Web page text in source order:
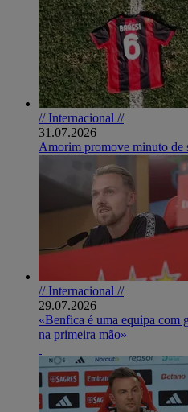
// Internacional //
31.07.2026
Amorim promove minuto de
// Internacional //
29.07.2026
«Benfica é uma equipa com
na primeira mão»